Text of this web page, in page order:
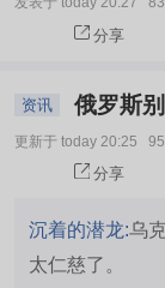
分享
资讯 俄罗斯
更新于 today 20:25
分享
沉着的潜龙:乌
太仁慈了。